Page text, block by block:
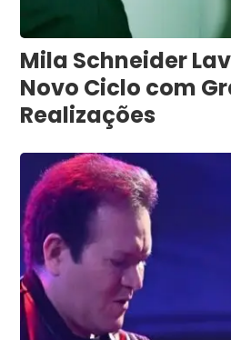
Mila Schneider
Novo Ciclo com
Realizações